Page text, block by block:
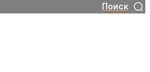
Поиск